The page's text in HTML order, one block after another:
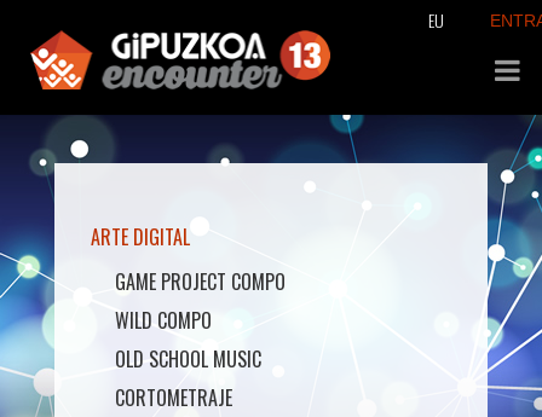
EU
ARTE DIGITAL
GAME PROJECT COMPO
WILD COMPO
OLD SCHOOL MUSIC
CORTOMETRAJE